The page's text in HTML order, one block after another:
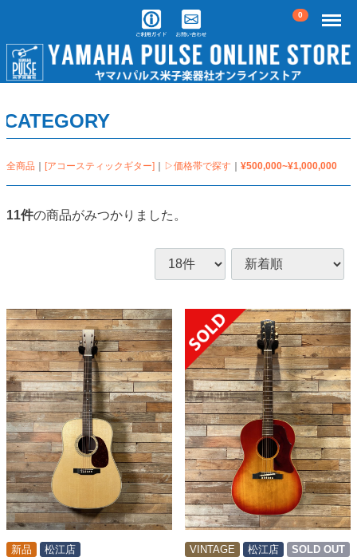
0 Menu
CATEGORY
全商品 [アコースティックギター] ▷価格帯で探す ¥500,000~¥1,000,000
11件の商品がみつかりました。
新品 松江店 VINTAGE 松江店 SOLD OUT